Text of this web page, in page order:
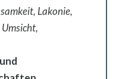
Lakonie,